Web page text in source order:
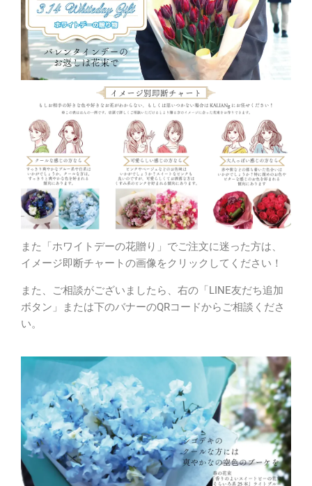
また「ホワイトデーの花贈り」でご注文に迷った方は、
イメージ即断チャートの画像をクリックしてください！
また、ご相談がございましたら、右の「LINE友だち追加
ボタン」または下のバナーのQRコードからご相談くださ
い。